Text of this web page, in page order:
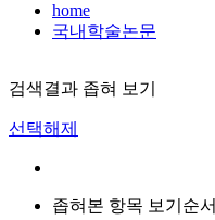
home
국내학술논문
검색결과 좁혀 보기
선택해제
좁혀본 항목 보기순서